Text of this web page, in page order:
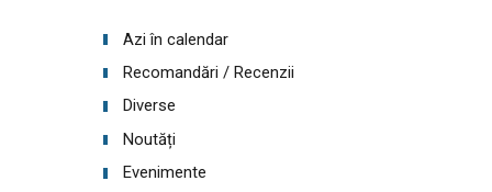
Azi în calendar
Recomandări / Recenzii
Diverse
Noutăți
Evenimente